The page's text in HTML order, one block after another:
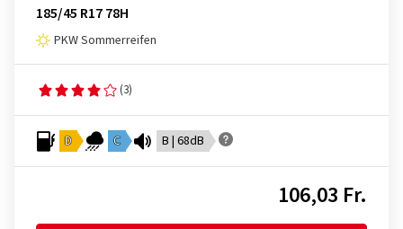
185/45 R17 78H
PKW Sommerreifen
(3)
D C B | 68dB
106,03 Fr.